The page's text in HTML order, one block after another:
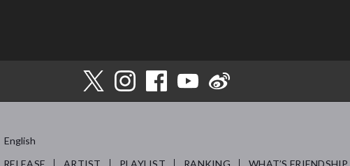
English
RELEASE ARTIST PLAYLIST RANKING WHAT’S FRIENDSHIP.